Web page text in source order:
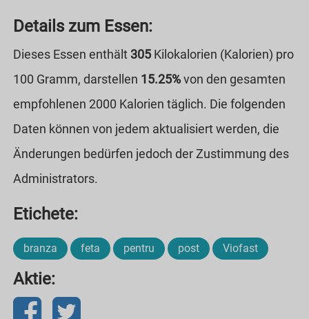
Details zum Essen:
Dieses Essen enthält 305 Kilokalorien (Kalorien) pro
100 Gramm, darstellen 15.25%von den gesamten
empfohlenen 2000 Kalorien täglich. Die folgenden
Daten können von jedem aktualisiert werden, die
Änderungen bedürfen jedoch der Zustimmung des
Administrators.
Etichete:
branza feta pentru post Viofast
Aktie: